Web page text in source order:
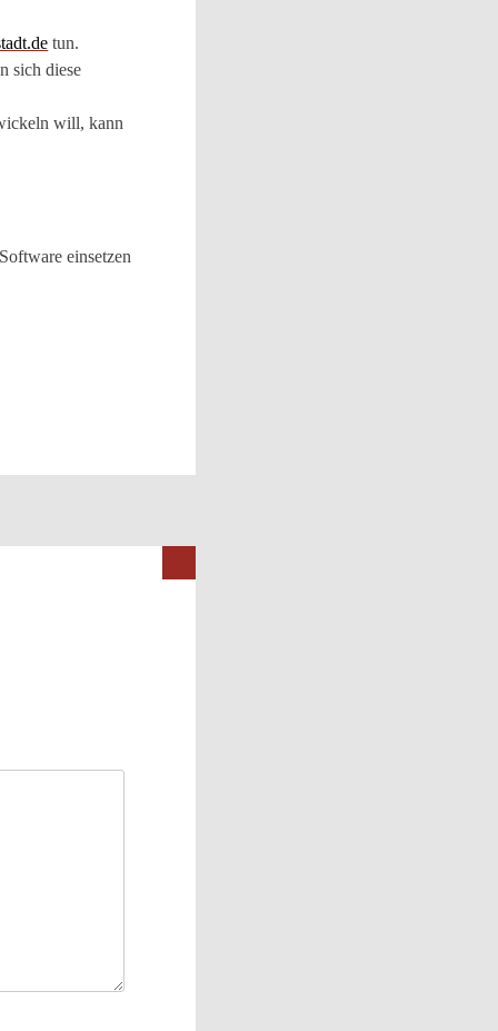
tun.
sich diese
will, kann
einsetzen